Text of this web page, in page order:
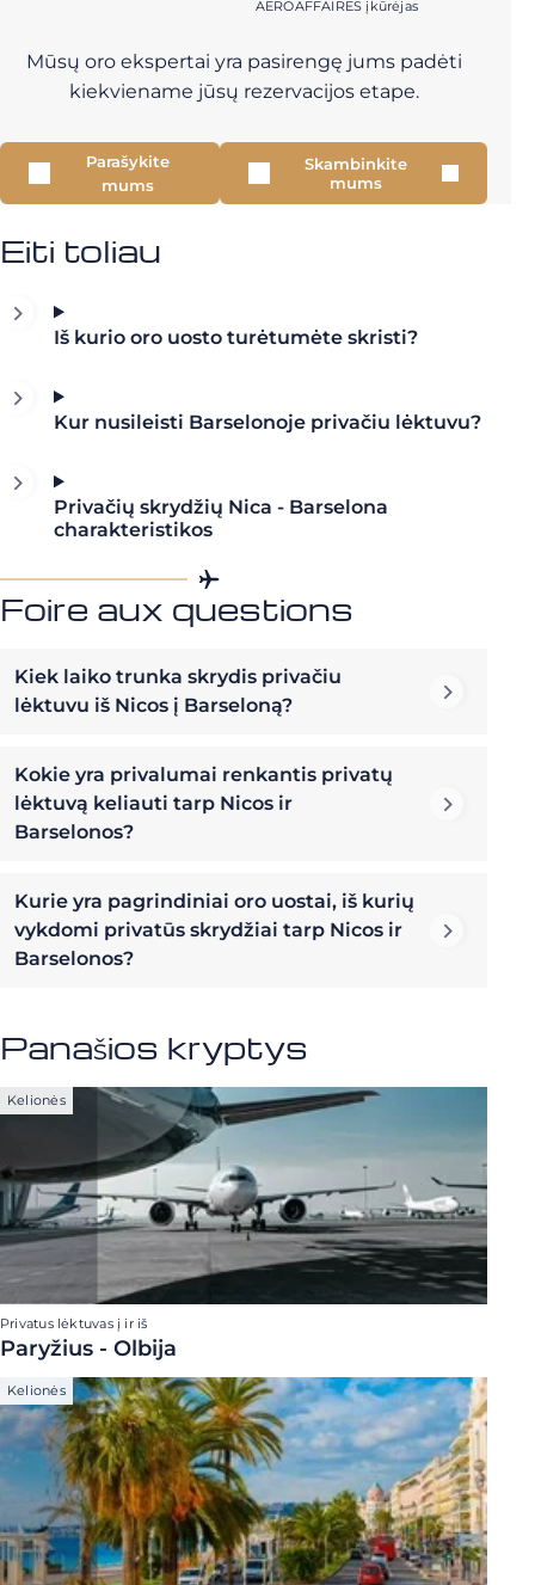
AEROAFFAIRES įkūrėjas
Mūsų oro ekspertai yra pasirengę jums padėti
kiekviename jūsų rezervacijos etape.
Parašykite
mums
Skambinkite
mums
Eiti toliau
Iš kurio oro uosto turėtumėte skristi?
Kur nusileisti Barselonoje privačiu lėktuvu?
Privačių skrydžių Nica - Barselona
charakteristikos
Foire aux questions
Kiek laiko trunka skrydis privačiu
lėktuvu iš Nicos į Barseloną?
Kokie yra privalumai renkantis privatų
lėktuvą keliauti tarp Nicos ir
Barselonos?
Kurie yra pagrindiniai oro uostai, iš kurių
vykdomi privatūs skrydžiai tarp Nicos ir
Barselonos?
Panašios kryptys
Kelionės
Privatus lėktuvas į ir iš
Paryžius - Olbija
Kelionės